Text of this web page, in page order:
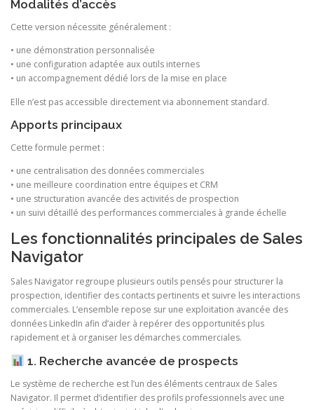
Modalités d’accès
Cette version nécessite généralement :
• une démonstration personnalisée
• une configuration adaptée aux outils internes
• un accompagnement dédié lors de la mise en place
Elle n’est pas accessible directement via abonnement standard.
Apports principaux
Cette formule permet :
• une centralisation des données commerciales
• une meilleure coordination entre équipes et CRM
• une structuration avancée des activités de prospection
• un suivi détaillé des performances commerciales à grande échelle
Les fonctionnalités principales de Sales
Navigator
Sales Navigator regroupe plusieurs outils pensés pour structurer la
prospection, identifier des contacts pertinents et suivre les interactions
commerciales. L’ensemble repose sur une exploitation avancée des
données LinkedIn afin d’aider à repérer des opportunités plus
rapidement et à organiser les démarches commerciales.
1. Recherche avancée de prospects
Le système de recherche est l’un des éléments centraux de Sales
Navigator. Il permet d’identifier des profils professionnels avec une